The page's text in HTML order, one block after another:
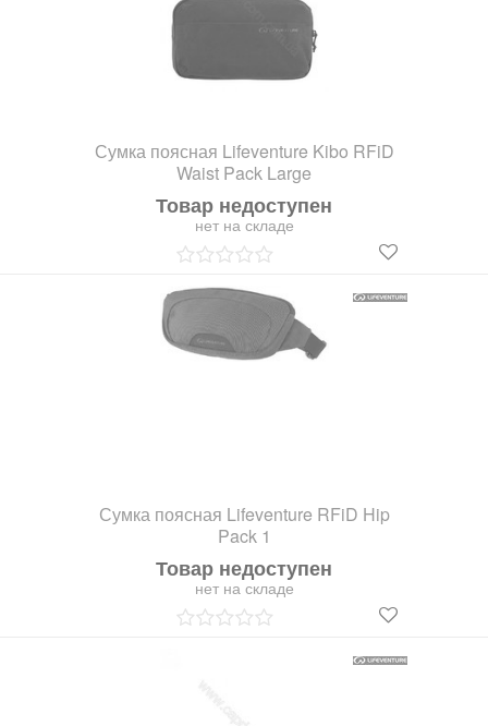
Сумка поясная Lifeventure Kibo RFiD
Waist Pack Large
Товар недоступен
нет на складе
Сумка поясная Lifeventure RFiD Hip
Pack 1
Товар недоступен
нет на складе